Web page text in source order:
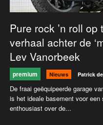
Pure rock ’n roll
verhaal achter de
Lev Vanorbeek
premium Nieuws Patrick
De fraai geëquipeerde garage
is het ideale basement voor
enthousiast over de...